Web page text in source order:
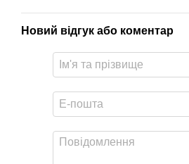
Новий відгук або коментар